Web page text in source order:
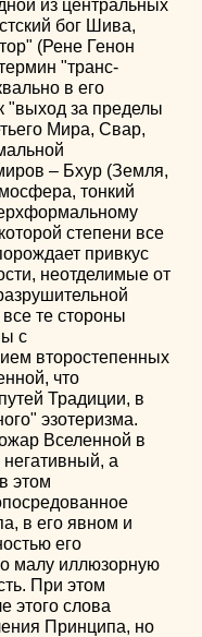
из центральных
бог Шива,
(Рене Генон
"транс-
в его
"выход за пределы
Мира, Свар,
– Бхур (Земля,
тонкий
степени все
привкус
неотделимые от
те стороны
с
второстепенных
что
Традиции, в
эзотеризма.
Вселенной в
негативный, а
этом
в его явном и
его
малу иллюзорную
При этом
этого слова
Принципа, но